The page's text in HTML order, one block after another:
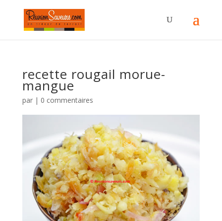
recette rougail morue-
mangue
par | 0 commentaires